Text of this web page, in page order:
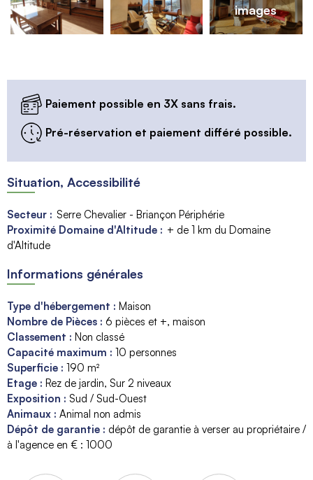
images
Paiement possible en 3X sans frais.
Pré-réservation et paiement différé possible.
Situation, Accessibilité
Secteur : Serre Chevalier - Briançon Périphérie
Proximité Domaine d'Altitude : + de 1 km du Domaine
d'Altitude
Informations générales
Type d'hébergement : Maison
Nombre de Pièces : 6 pièces et +, maison
Classement : Non classé
Capacité maximum : 10 personnes
Superficie : 190 m²
Etage : Rez de jardin Sur 2 niveaux
Exposition : Sud / Sud-Ouest
Animaux : Animal non admis
Dépôt de garantie : dépôt de garantie à verser au propriétaire /
à l'agence en € : 1000